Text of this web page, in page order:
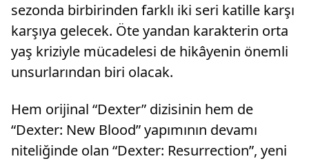
sezonda birbirinden farklı iki seri katille karşı
karşıya gelecek. Öte yandan karakterin orta
yaş kriziyle mücadelesi de hikâyenin önemli
unsurlarından biri olacak.
Hem orijinal “Dexter” dizisinin hem de
“Dexter: New Blood” yapımının devamı
niteliğinde olan “Dexter: Resurrection”, yeni